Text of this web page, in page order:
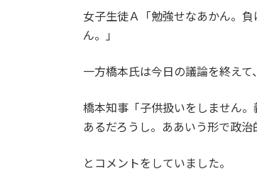
女子生徒Ａ「勉強せなあかん。
ん。」
一方橋本氏は今日の議論を終えて、
橋本知事「子供扱いをしません
あるだろうし。ああいう形で政
とコメントをしていました。